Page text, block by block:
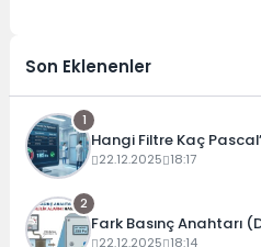
Son Eklenenler
1
Hangi Filtre Kaç
Güncel Tablo)
22.12.2025 18:17
2
Fark Basınç Anahtarı
Alarmı Nasıl Ayarlanır?
22.12.2025 18:14